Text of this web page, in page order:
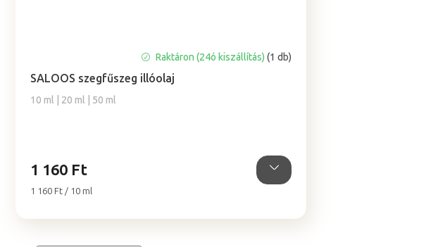
SALOOS szegfűszeg illóolaj
10 ml | 20 ml | 50 ml
átlagos
értékelése
Raktáron (24ó kiszállítás)(1 db)
1 160 Ft
Egységár:
1 160 Ft / 10 ml